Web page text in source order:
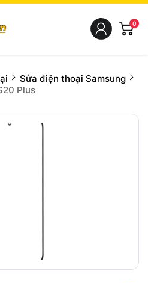
0
Sửa điện thoại Samsung
Plus